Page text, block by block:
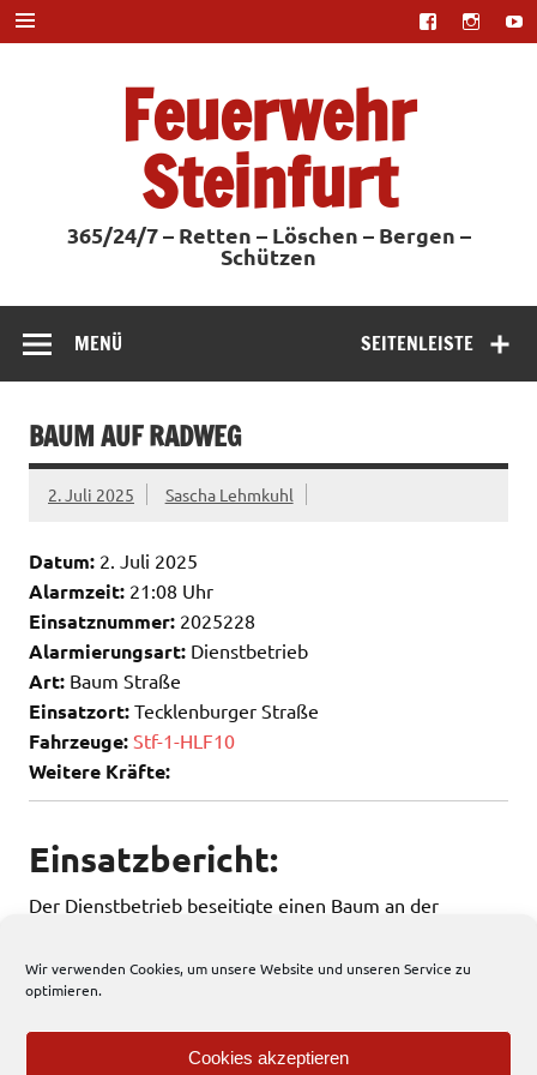
Wir verwenden Cookies, um unsere Website und unseren Service zu
optimieren.
Cookies akzeptieren
Zum
Inhalt
springen
Feuerwehr
Steinfurt
365/24/7 – Retten – Löschen – Bergen –
Schützen
SEITENLEISTE
MENÜ
BAUM AUF RADWEG
2. Juli 2025 Sascha Lehmkuhl
Datum: 2. Juli 2025
Alarmzeit: 21:08 Uhr
Einsatznummer: 2025228
Alarmierungsart: Dienstbetrieb
Art: Baum Straße
Einsatzort: Tecklenburger Straße
Fahrzeuge: Stf-1-HLF10
Weitere Kräfte:
Einsatzbericht:
Der Dienstbetrieb beseitigte einen Baum an der
248 total views